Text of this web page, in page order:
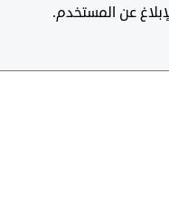
عن المستخدم.